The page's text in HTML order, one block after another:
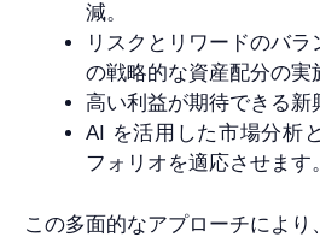
減。
リスクとリワードのバ
の戦略的な資産配分の実
高い利益が期待できる新
AI を活用した市場分析
フォリオを適応させます。
この多面的なアプローチによ